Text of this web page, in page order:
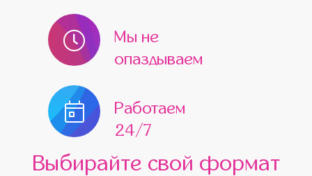
Мы не
опаздываем
Работаем
24/7
Выбирайте свой формат